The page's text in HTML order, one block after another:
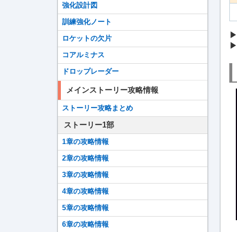
▶︎
▶︎
強化設計図
訓練強化ノート
ロケットの欠片
コアルミナス
ドロップレーダー
メインストーリー攻略情報
ストーリー攻略まとめ
ストーリー1部
1章の攻略情報
2章の攻略情報
3章の攻略情報
4章の攻略情報
5章の攻略情報
6章の攻略情報